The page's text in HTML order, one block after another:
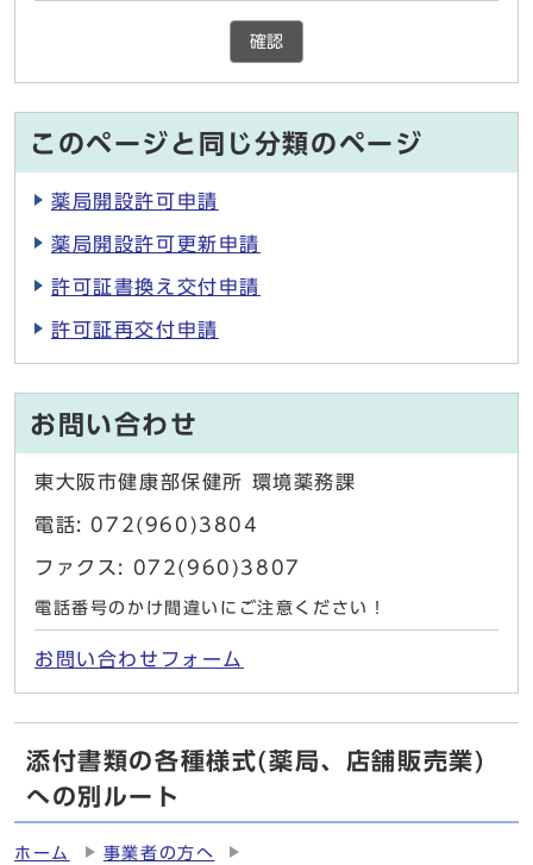
確認
このページと同じ分類のページ
薬局開設許可申請
薬局開設許可更新申請
許可証書換え交付申請
許可証再交付申請
お問い合わせ
東大阪市健康部保健所 環境薬務課
電話: 072(960)3804
ファクス: 072(960)3807
電話番号のかけ間違いにご注意ください！
お問い合わせフォーム
添付書類の各種様式(薬局、店舗販売業)
への別ルート
ホーム
事業者の方へ